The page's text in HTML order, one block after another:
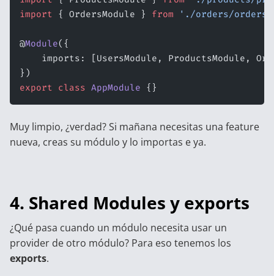
import { OrdersModule } from './orders/
@Module({
imports: [UsersModule, ProductsModule,
})
export class AppModule {}
Muy limpio, ¿verdad? Si mañana necesitas una feature
nueva, creas su módulo y lo importas e ya.
4. Shared Modules y exports
¿Qué pasa cuando un módulo necesita usar un
provider de otro módulo? Para eso tenemos los
exports.